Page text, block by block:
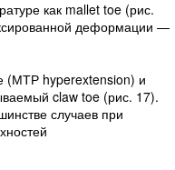
как mallet toe (рис.
деформации —
(МТР hyperextension) и
claw toe (рис. 17).
случаев при